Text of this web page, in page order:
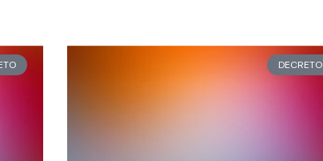
DECRETO